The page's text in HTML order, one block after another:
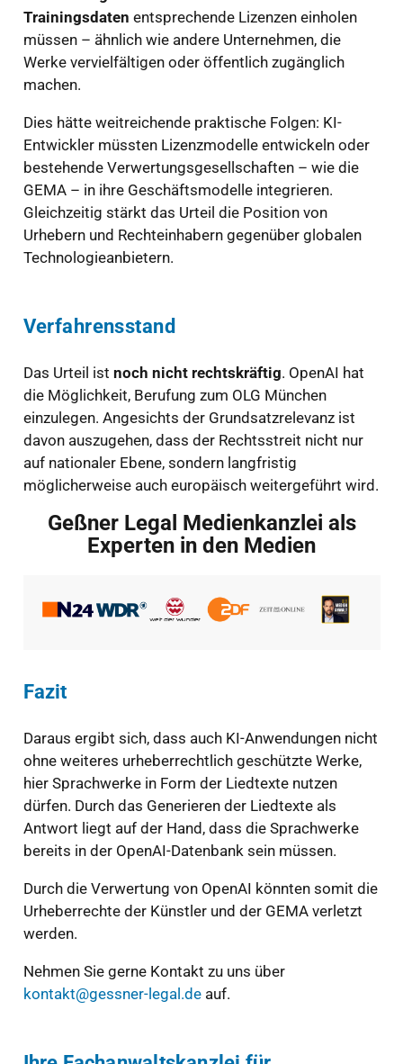
Trainingsdaten entsprechende Lizenzen einholen
müssen – ähnlich wie andere Unternehmen, die
Werke vervielfältigen oder öffentlich zugänglich
machen.
Dies hätte weitreichende praktische Folgen: KI-
Entwickler müssten Lizenzmodelle entwickeln oder
bestehende Verwertungsgesellschaften – wie die
GEMA – in ihre Geschäftsmodelle integrieren.
Gleichzeitig stärkt das Urteil die Position von
Urhebern und Rechteinhabern gegenüber globalen
Technologieanbietern.
Verfahrensstand
Das Urteil ist noch nicht rechtskräftig. OpenAI hat
die Möglichkeit, Berufung zum OLG München
einzulegen. Angesichts der Grundsatzrelevanz ist
davon auszugehen, dass der Rechtsstreit nicht nur
auf nationaler Ebene, sondern langfristig
möglicherweise auch europäisch weitergeführt wird.
Geßner Legal Medienkanzlei als
Experten in den Medien
Fazit
Daraus ergibt sich, dass auch KI-Anwendungen nicht
ohne weiteres urheberrechtlich geschützte Werke,
hier Sprachwerke in Form der Liedtexte nutzen
dürfen. Durch das Generieren der Liedtexte als
Antwort liegt auf der Hand, dass die Sprachwerke
bereits in der OpenAI-Datenbank sein müssen.
Durch die Verwertung von OpenAI könnten somit die
Urheberrechte der Künstler und der GEMA verletzt
werden.
Nehmen Sie gerne Kontakt zu uns über
kontakt@gessner-legal.deauf.